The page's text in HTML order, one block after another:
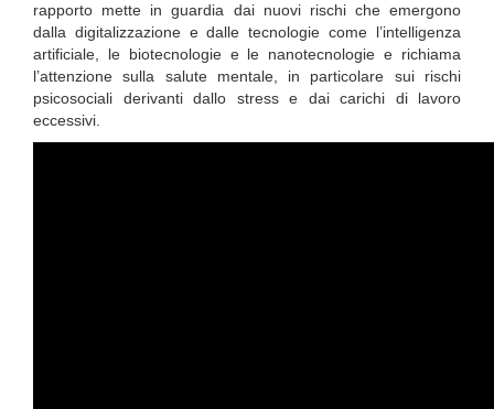
rapporto mette in guardia dai nuovi rischi che emergono
dalla digitalizzazione e dalle tecnologie come l’intelligenza
artificiale, le biotecnologie e le nanotecnologie e richiama
l’attenzione sulla salute mentale, in particolare sui rischi
psicosociali derivanti dallo stress e dai carichi di lavoro
eccessivi.